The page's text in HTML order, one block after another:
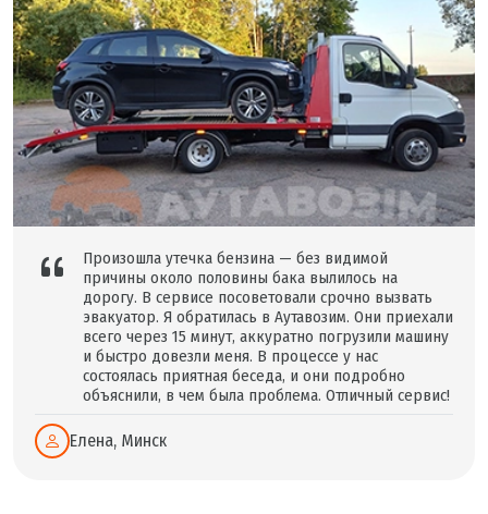
Произошла утечка бензина — без видимой
причины около половины бака вылилось на
дорогу. В сервисе посоветовали срочно вызвать
эвакуатор. Я обратилась в Аутавозим. Они приехали
всего через 15 минут, аккуратно погрузили машину
и быстро довезли меня. В процессе у нас
состоялась приятная беседа, и они подробно
объяснили, в чем была проблема. Отличный сервис!
Елена, Минск